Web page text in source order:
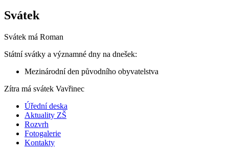
Svátek
Svátek má Roman
Státní svátky a významné dny na dnešek:
Mezinárodní den původního obyvatelstva
Zítra má svátek Vavřinec
Úřední deska
Aktuality ZŠ
Rozvrh
Fotogalerie
Kontakty